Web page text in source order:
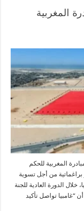
المغربية
المغربية للحكم
براغماتية من أجل تسوية
خلال الدورة العادية للجنة
في نيويورك، أن “غامبيا تواصل تأكيد